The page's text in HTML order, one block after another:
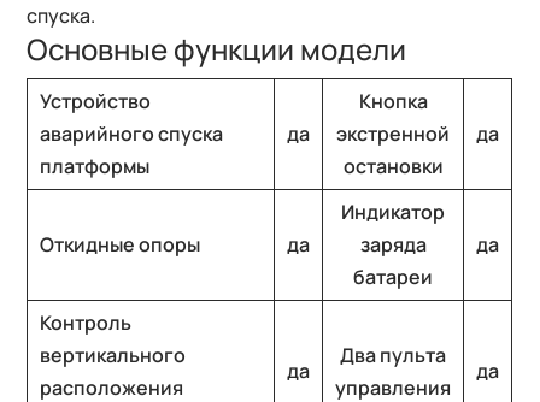
спуска.
Основные функции модели
Устройство
аварийного спуска
платформы
да
Кнопка
экстренной
остановки
да
Откидные опоры да
Индикатор
заряда
батареи
да
Контроль
вертикального
расположения
да
Два пульта
управления
да